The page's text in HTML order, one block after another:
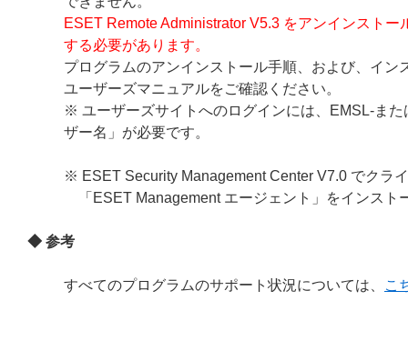
ESET Remote Administrator V5.3 をアンインストー
する必要があります。
プログラムのアンインストール手順、および、イン
ユーザーズマニュアルをご確認ください。
※ ユーザーズサイトへのログインには、EMSL-ま
ザー名」が必要です。
※ ESET Security Management Center V7.0 でクラ
「ESET Management エージェント」をインス
◆ 参考
すべてのプログラムのサポート状況については、 こ